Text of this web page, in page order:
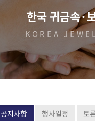
한국 귀금속·
KOREA
공지사항 행사일정 토